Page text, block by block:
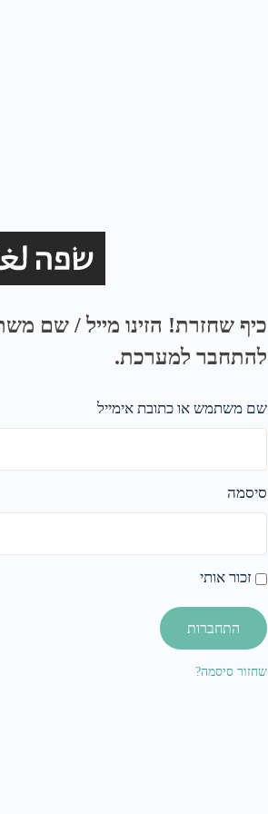
כיף שחזרת! הזינו מייל / שם
להתחבר למערכת.
שם משתמש או כתובת אימייל
סיסמה
זכור אותי
התחברות
שחזור סיסמה?